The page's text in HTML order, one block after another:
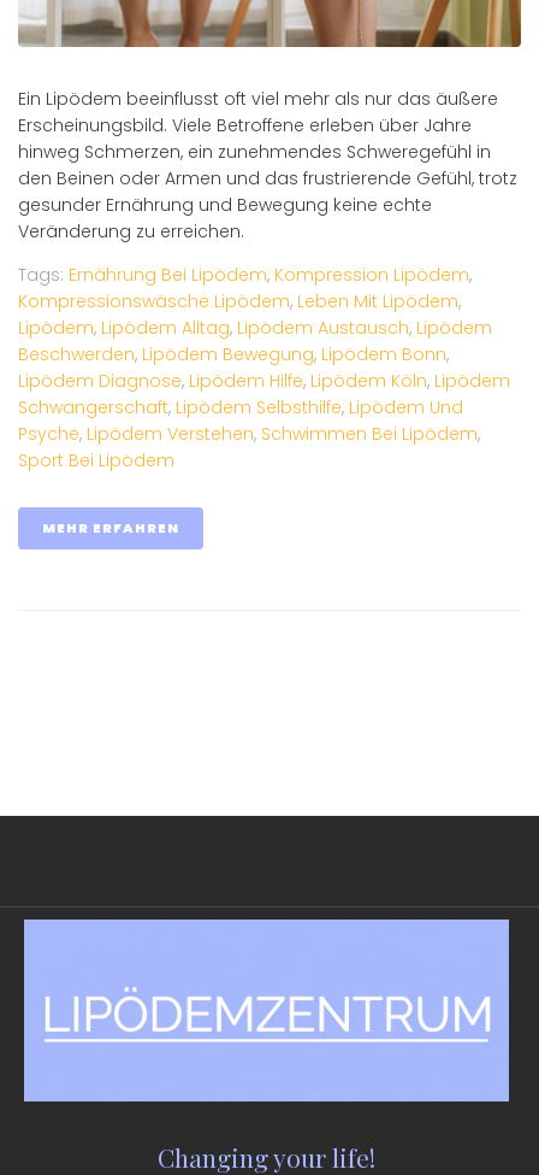
Ein Lipödem beeinflusst oft viel mehr als nur das äußere
Erscheinungsbild. Viele Betroffene erleben über Jahre
hinweg Schmerzen, ein zunehmendes Schweregefühl in
den Beinen oder Armen und das frustrierende Gefühl, trotz
gesunder Ernährung und Bewegung keine echte
Veränderung zu erreichen.
Tags: Ernährung Bei Lipödem, Kompression Lipödem,
Kompressionswäsche Lipödem, Leben Mit Lipödem,
Lipödem, Lipödem Alltag, Lipödem Austausch, Lipödem
Beschwerden, Lipödem Bewegung, Lipödem Bonn,
Lipödem Diagnose, Lipödem Hilfe, Lipödem Köln, Lipödem
Schwangerschaft, Lipödem Selbsthilfe, Lipödem Und
Psyche, Lipödem Verstehen, Schwimmen Bei Lipödem,
Sport Bei Lipödem
MEHR ERFAHREN
Changing your life!